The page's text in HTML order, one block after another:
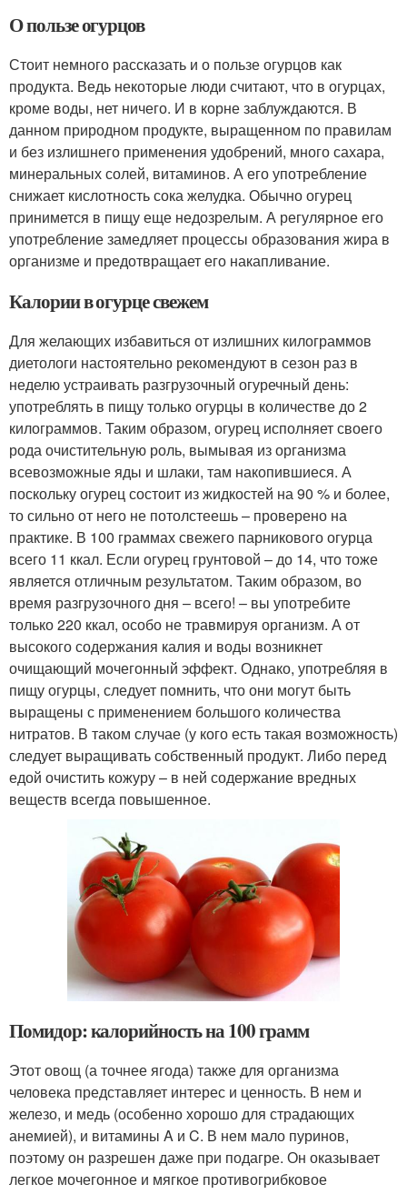
О пользе огурцов
Стоит немного рассказать и о пользе огурцов как
продукта. Ведь некоторые люди считают, что в огурцах,
кроме воды, нет ничего. И в корне заблуждаются. В
данном природном продукте, выращенном по правилам
и без излишнего применения удобрений, много сахара,
минеральных солей, витаминов. А его употребление
снижает кислотность сока желудка. Обычно огурец
принимется в пищу еще недозрелым. А регулярное его
употребление замедляет процессы образования жира в
организме и предотвращает его накапливание.
Калории в огурце свежем
Для желающих избавиться от излишних килограммов
диетологи настоятельно рекомендуют в сезон раз в
неделю устраивать разгрузочный огуречный день:
употреблять в пищу только огурцы в количестве до 2
килограммов. Таким образом, огурец исполняет своего
рода очистительную роль, вымывая из организма
всевозможные яды и шлаки, там накопившиеся. А
поскольку огурец состоит из жидкостей на 90 % и более,
то сильно от него не потолстеешь – проверено на
практике. В 100 граммах свежего парникового огурца
всего 11 ккал. Если огурец грунтовой – до 14, что тоже
является отличным результатом. Таким образом, во
время разгрузочного дня – всего! – вы употребите
только 220 ккал, особо не травмируя организм. А от
высокого содержания калия и воды возникнет
очищающий мочегонный эффект. Однако, употребляя в
пищу огурцы, следует помнить, что они могут быть
выращены с применением большого количества
нитратов. В таком случае (у кого есть такая возможность)
следует выращивать собственный продукт. Либо перед
едой очистить кожуру – в ней содержание вредных
веществ всегда повышенное.
Помидор: калорийность на 100 грамм
Этот овощ (а точнее ягода) также для организма
человека представляет интерес и ценность. В нем и
железо, и медь (особенно хорошо для страдающих
анемией), и витамины A и C. В нем мало пуринов,
поэтому он разрешен даже при подагре. Он оказывает
легкое мочегонное и мягкое противогрибковое